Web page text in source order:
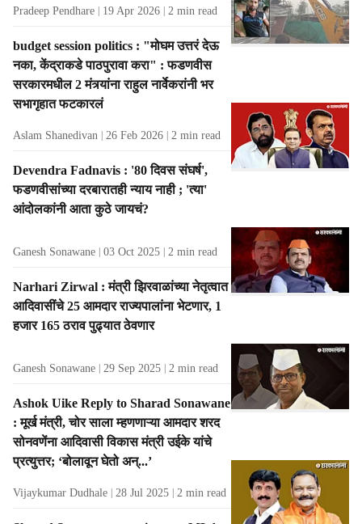
Pradeep Pendhare 19 Apr 2026 2 min read
budget session politics : "मोघम उत्तरं देऊ
नका, केंद्राकडे पाठपुरावा करा" : फडणवीस
सरकारमधील 2 मंत्र्यांना राहुल नार्वेकरांनी भर
सभागृहात फटकारलं
Aslam Shanedivan 26 Feb 2026 2 min read
Devendra Fadnavis : '80 दिवस संघर्ष',
फडणवीसांच्या दरबारातही न्याय नाही ; 'त्या'
आंदोलकांनी आता कुठे जायचं?
Ganesh Sonawane 03 Oct 2025 2 min read
Narhari Zirwal : मंत्री झिरवाळांच्या नेतृत्वात
आदिवासींचे 25 आमदार राज्यपालांना भेटणार, 1
हजार 165 ठराव पुढ्यात ठेवणार
Ganesh Sonawane 29 Sep 2025 2 min read
Ashok Uike Reply to Sharad Sonawane
: मूर्ख मंत्री, चोर साला म्हणणाऱ्या आमदार शरद
सोनवणेंना आदिवासी विकास मंत्री उईके यांचे
प्रत्युत्तर; ‘बोलावून घेतो अन्‌...’
Vijaykumar Dudhale 28 Jul 2025 2 min read